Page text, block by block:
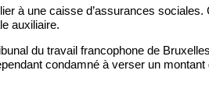
à une caisse d’assurances
auxiliaire.
du travail francophone de
condamné à verser un montant